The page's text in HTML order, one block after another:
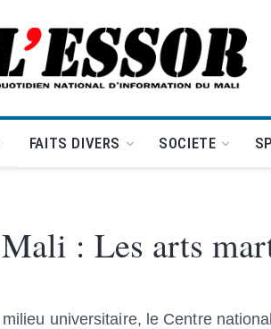
L'Essor - retour à la une
FAITS DIVERS SOCIETE
: Les arts
universitaire, le Centre